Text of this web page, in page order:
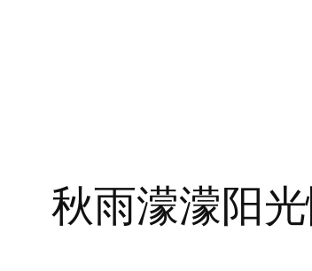
秋雨濛濛阳